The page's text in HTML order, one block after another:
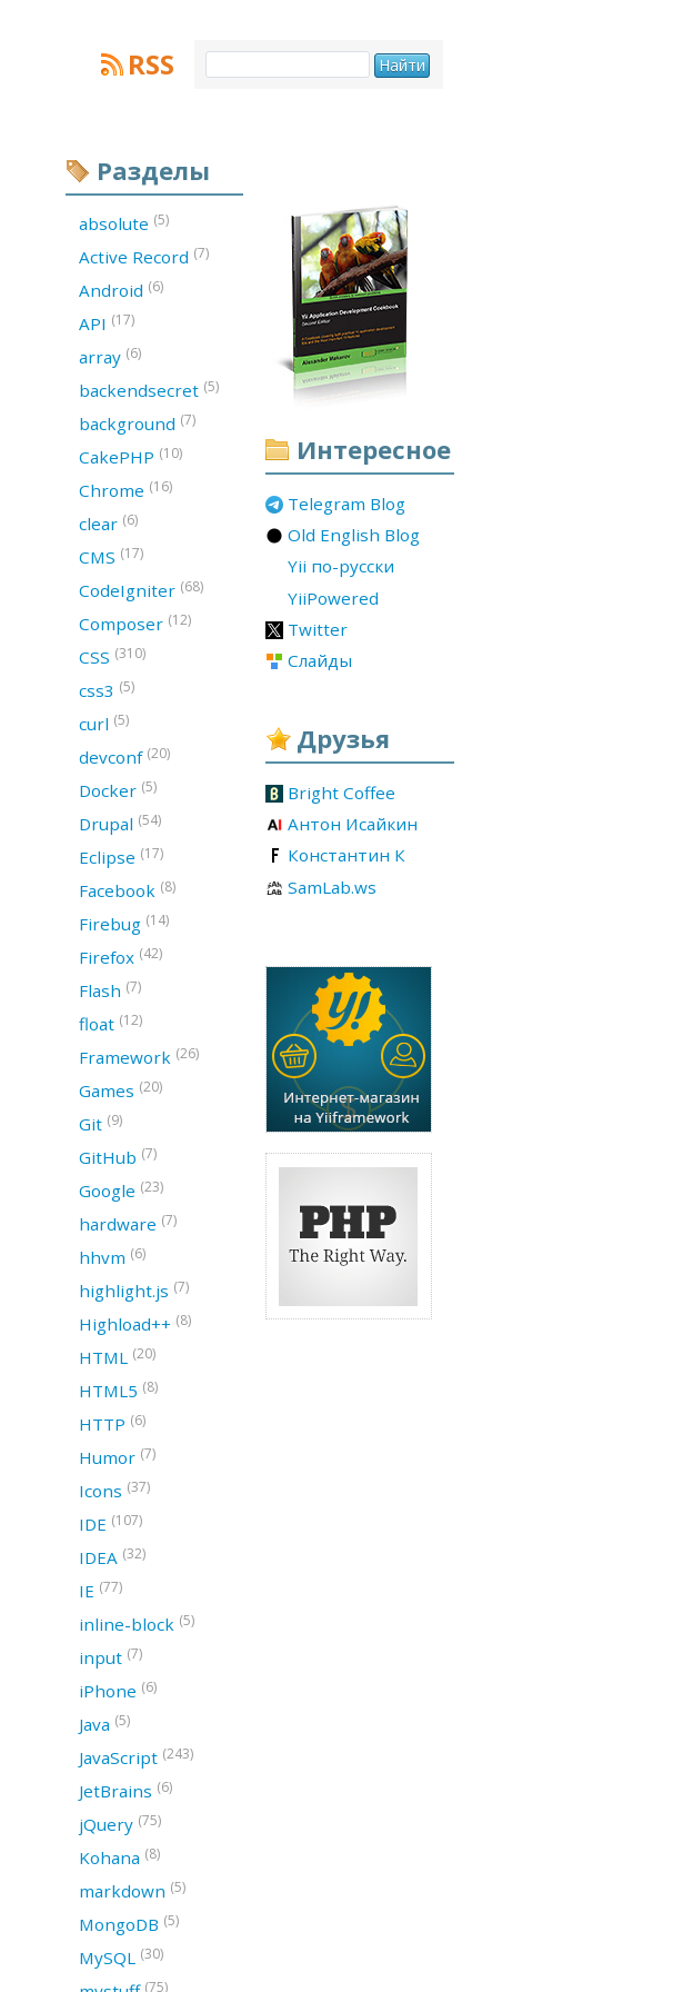
RSS
Интересное
Telegram Blog
Old English Blog
Yii по-русски
YiiPowered
Twitter
Слайды
Друзья
Bright Coffee
Антон Исайкин
Константин К
SamLab.ws
Разделы
absolute (5)
Active Record (7)
Android (6)
API (17)
array (6)
backendsecret (5)
background (7)
CakePHP (10)
Chrome (16)
clear (6)
CMS (17)
CodeIgniter (68)
Composer (12)
CSS (310)
css3 (5)
curl (5)
devconf (20)
Docker (5)
Drupal (54)
Eclipse (17)
Facebook (8)
Firebug (14)
Firefox (42)
Flash (7)
float (12)
Framework (26)
Games (20)
Git (9)
GitHub (7)
Google (23)
hardware (7)
hhvm (6)
highlight.js (7)
Highload++ (8)
HTML (20)
HTML5 (8)
HTTP (6)
Humor (7)
Icons (37)
IDE (107)
IDEA (32)
IE (77)
inline-block (5)
input (7)
iPhone (6)
Java (5)
JavaScript (243)
JetBrains (6)
jQuery (75)
Kohana (8)
markdown (5)
MongoDB (5)
MySQL (30)
(75)